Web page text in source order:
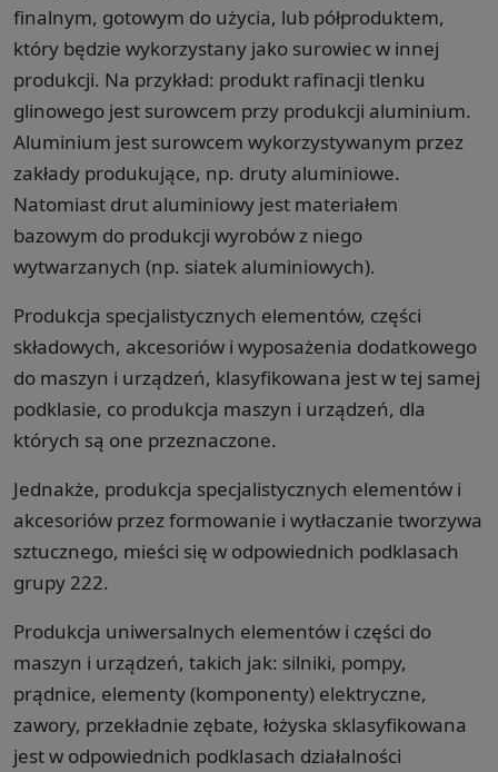
finalnym, gotowym do użycia, lub półproduktem,
który będzie wykorzystany jako surowiec w innej
produkcji. Na przykład: produkt rafinacji tlenku
glinowego jest surowcem przy produkcji aluminium.
Aluminium jest surowcem wykorzystywanym przez
zakłady produkujące, np. druty aluminiowe.
Natomiast drut aluminiowy jest materiałem
bazowym do produkcji wyrobów z niego
wytwarzanych (np. siatek aluminiowych).
Produkcja specjalistycznych elementów, części
składowych, akcesoriów i wyposażenia dodatkowego
do maszyn i urządzeń, klasyfikowana jest w tej samej
podklasie, co produkcja maszyn i urządzeń, dla
których są one przeznaczone.
Jednakże, produkcja specjalistycznych elementów i
akcesoriów przez formowanie i wytłaczanie tworzywa
sztucznego, mieści się w odpowiednich podklasach
grupy 222.
Produkcja uniwersalnych elementów i części do
maszyn i urządzeń, takich jak: silniki, pompy,
prądnice, elementy (komponenty) elektryczne,
zawory, przekładnie zębate, łożyska sklasyfikowana
jest w odpowiednich podklasach działalności